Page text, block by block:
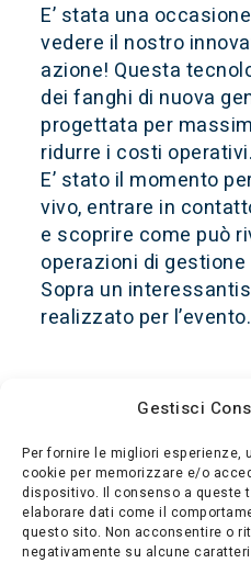
Gestisci
Per fornire le migliori
cookie per memorizzare e/o
dispositivo. Il consenso a queste
elaborare dati come il
questo sito. Non acconsentire o
negativamente su alcune
E’ stata una
vedere il nostro
azione! Questa
dei fanghi di nuova
progettata per
ridurre i costi operativi.
E’ stato il momento
vivo, entrare in
e scoprire come può
operazioni di
Sopra un
realizzato per l’evento.